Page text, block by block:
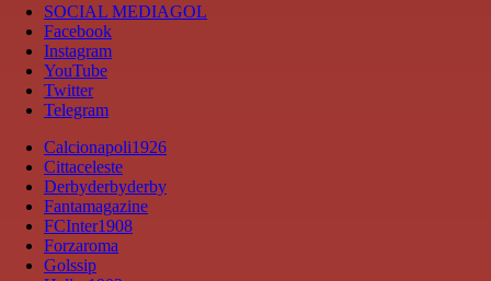
SOCIAL MEDIAGOL
Facebook
Instagram
YouTube
Twitter
Telegram
Calcionapoli1926
Cittaceleste
Derbyderbyderby
Fantamagazine
FCInter1908
Forzaroma
Golssip